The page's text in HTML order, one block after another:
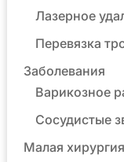
Лазерное
Перевязка
Заболевания
Варикозное
Сосудистые
Малая хирургия